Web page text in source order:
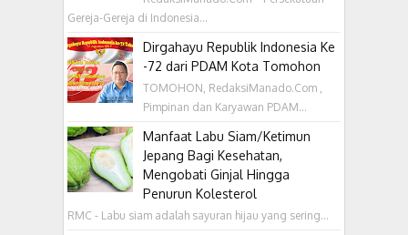
Gereja-Gereja di Indonesia...
Dirgahayu Republik Indonesia Ke
-72 dari PDAM Kota Tomohon
TOMOHON, RedaksiManado.Com ,
Pimpinan dan Karyawan PDAM...
Manfaat Labu Siam/Ketimun
Jepang Bagi Kesehatan,
Mengobati Ginjal Hingga
Penurun Kolesterol
RMC - Labu siam adalah sayuran hijau yang sering...